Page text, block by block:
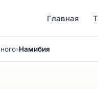
Главная
Намибия